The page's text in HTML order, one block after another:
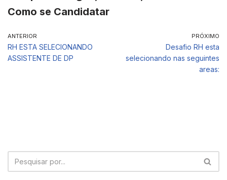
Como se Candidatar
ANTERIOR
RH ESTA SELECIONANDO
ASSISTENTE DE DP
PRÓXIMO
Desafio RH esta
selecionando nas seguintes
areas: